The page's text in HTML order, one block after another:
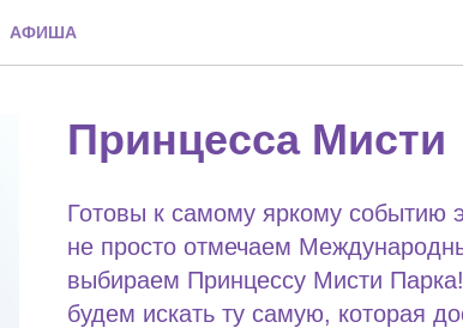
АФИША
Принцесса Мисти
Готовы к самому яркому событию
не просто отмечаем
выбираем Принцессу Мисти
будем искать ту самую, которая